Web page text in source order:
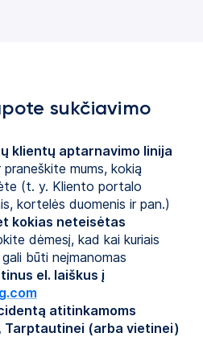
sukčiavimo
klientų aptarnavimo linija
praneškite mums, kokią
(t. y. Kliento portalo
kortelės duomenis ir pan.)
kokias neteisėtas
dėmesį, kad kai kuriais
būti neįmanomas
el. laiškus į
atitinkamoms
Tarptautinei (arba vietinei)